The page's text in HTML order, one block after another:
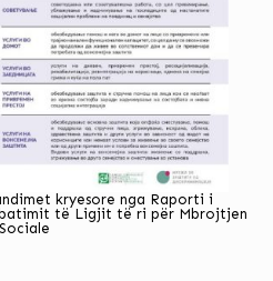
kryesore nga Raporti i
të Ligjit të ri për Mbrojtjen
Sociale